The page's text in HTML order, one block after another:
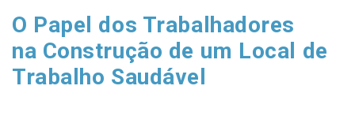
O Papel dos Trabalhadores
na Construção de um Local de
Trabalho Saudável